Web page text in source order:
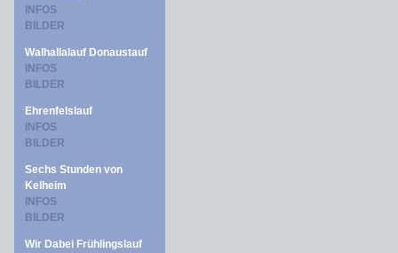
INFOS
BILDER
Walhallalauf Donaustauf
INFOS
BILDER
Ehrenfelslauf
INFOS
BILDER
Sechs Stunden von
Kelheim
INFOS
BILDER
Wir Dabei Frühlingslauf